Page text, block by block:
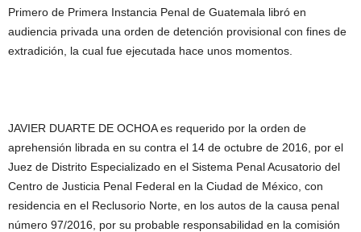
Primero de Primera Instancia Penal de Guatemala libró en
audiencia privada una orden de detención provisional con fines de
extradición, la cual fue ejecutada hace unos momentos.
JAVIER DUARTE DE OCHOA es requerido por la orden de
aprehensión librada en su contra el 14 de octubre de 2016, por el
Juez de Distrito Especializado en el Sistema Penal Acusatorio del
Centro de Justicia Penal Federal en la Ciudad de México, con
residencia en el Reclusorio Norte, en los autos de la causa penal
número 97/2016, por su probable responsabilidad en la comisión